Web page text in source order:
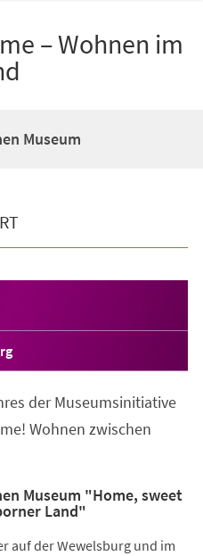
– Wohnen im
Museum
der Museumsinitiative
Wohnen zwischen
Museum "Home, sweet
Land"
auf der Wewelsburg und im